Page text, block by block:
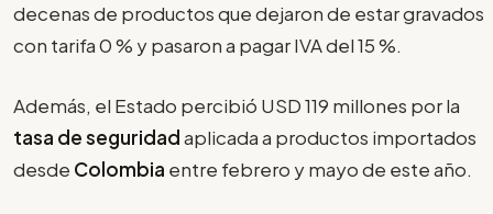
decenas de productos que dejaron de estar gravados
con tarifa 0 % y pasaron a pagar IVA del 15 %.
Además, el Estado percibió USD 119 millones por la
tasa de seguridadaplicada a productos importados
desde Colombia entre febrero y mayo de este año.